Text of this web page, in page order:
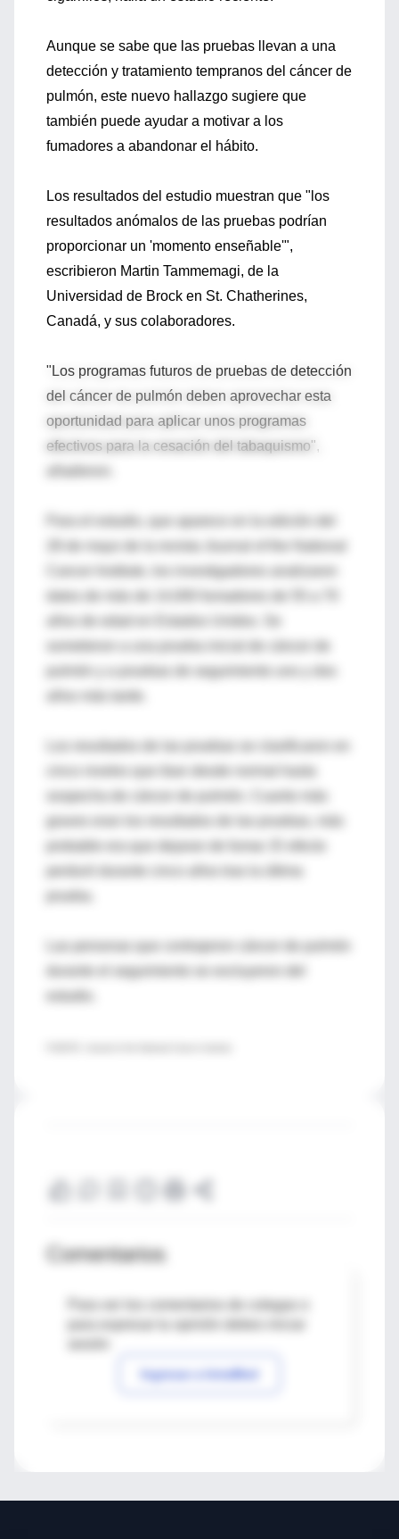
Aunque se sabe que las pruebas llevan a una
detección y tratamiento tempranos del cáncer de
pulmón, este nuevo hallazgo sugiere que
también puede ayudar a motivar a los
fumadores a abandonar el hábito.
Los resultados del estudio muestran que "los
resultados anómalos de las pruebas podrían
proporcionar un 'momento enseñable'",
escribieron Martin Tammemagi, de la
Universidad de Brock en St. Chatherines,
Canadá, y sus colaboradores.
"Los programas futuros de pruebas de detección
del cáncer de pulmón deben aprovechar esta
oportunidad para aplicar unos programas
efectivos para la cesación del tabaquismo",
Para el estudio, que aparece en la edición del
28 de mayo de la revista Journal of the National
Cancer Institute, los investigadores analizaron
pulmón y a pruebas de seguimiento uno y dos
Las personas que contrajeron cáncer de pulmón
durante el seguimiento se excluyeron del
Comentarios
Para ver los comentarios de colegas o
Ingresar a IntraMed